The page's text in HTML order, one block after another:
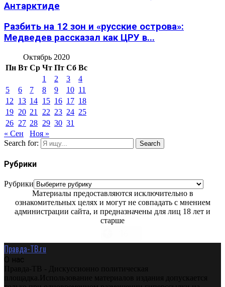
Антарктиде
Разбить на 12 зон и «русские острова»:
Медведев рассказал как ЦРУ в...
Октябрь 2020
Пн Вт Ср Чт Пт Сб Вс
1
2 3
4
5
6 7 8 9 10 11
12
13 14 15 16 17 18
19 20 21 22 23 24 25
26 27 28 29 30 31
« Сен
Ноя »
Search for:
Search
Рубрики
Рубрики
Материалы предоставляются исключительно в
ознакомительных целях и могут не совпадать с мнением
администрации сайта, и предназначены для лиц 18 лет и
старше
Правда-ТВ.ru
О нас
Правда-ТВ - Дискуссионно политическая
площадка.Использование материалов издания допускается